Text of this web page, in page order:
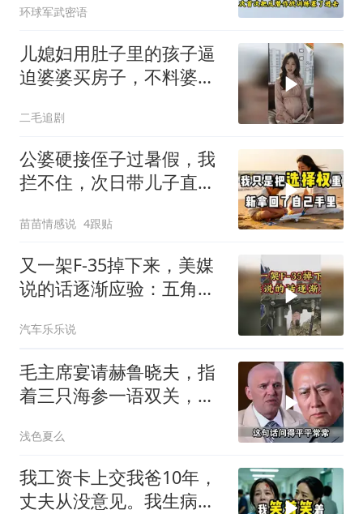
场
环球军武密语
儿媳妇用肚子里的孩子逼
迫婆婆买房子，不料婆婆
二毛追剧
公婆硬接侄子过暑假，我
拦不住，次日带儿子直飞
苗苗情感说 4跟贴
又一架F-35掉下来，美媒
说的话逐渐应验：五角大
汽车乐乐说
毛主席宴请赫鲁晓夫，指
着三只海参一语双关，赫
浅色夏么
我工资卡上交我爸10年，
丈夫从没意见。我生病住